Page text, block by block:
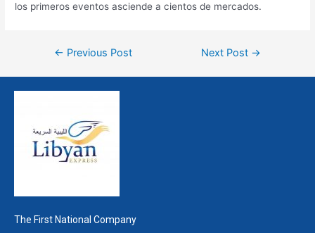
los primeros eventos asciende a cientos de mercados.
← Previous Post Next Post →
The First National Company